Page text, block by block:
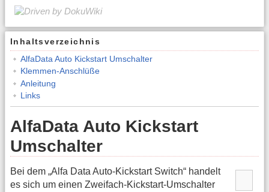
Inhaltsverzeichnis
AlfaData Auto Kickstart Umschalter
Klemmen-Anschlüße
Anleitung
Links
AlfaData Auto Kickstart
Umschalter
Bei dem „Alfa Data Auto-Kickstart Switch“ handelt
es sich um einen Zweifach-Kickstart-Umschalter